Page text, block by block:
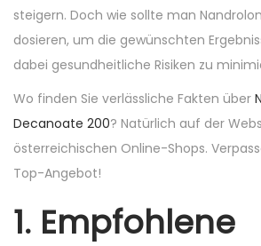
d
o
n
d
i
n
steigern. Doch wie sollte man
dosieren, um die gewünschten
dabei gesundheitliche Risiken zu
Wo finden Sie verlässliche Fakten über
Decanoate 200? Natürlich auf der
österreichischen Online-Shops.
Top-Angebot!
1. Empfohlene